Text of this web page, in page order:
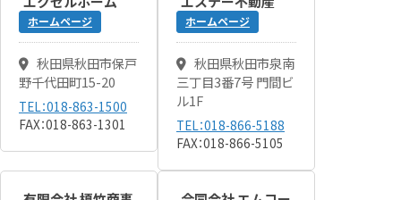
ホームページ
秋田県秋田市保戸
野千代田町15-20
TEL：018-863-1500
FAX：018-863-1301
ホームページ
秋田県秋田市泉南
三丁目3番7号 門間ビ
ル1F
TEL：018-866-5188
FAX：018-866-5105